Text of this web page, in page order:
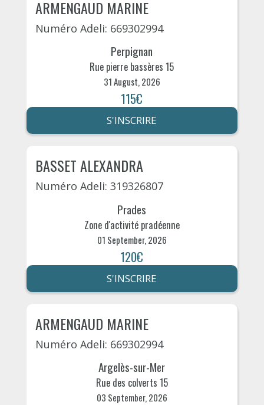
ARMENGAUD MARINE
Numéro Adeli: 669302994
Perpignan
Rue pierre bassères 15
31 August, 2026
115€
S'INSCRIRE
BASSET ALEXANDRA
Numéro Adeli: 319326807
Prades
Zone d'activité pradéenne
01 September, 2026
120€
S'INSCRIRE
ARMENGAUD MARINE
Numéro Adeli: 669302994
Argelès-sur-Mer
Rue des colverts 15
03 September, 2026